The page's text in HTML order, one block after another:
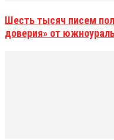
Шесть тысяч писем
доверия» от